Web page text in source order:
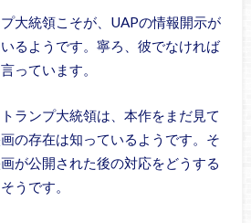
大統領こそが、UAPの情報開示が
るようです。寧ろ、彼でなければ
っています。
ランプ大統領は、本作をまだ見て
の存在は知っているようです。そ
が公開された後の対応をどうする
うです。